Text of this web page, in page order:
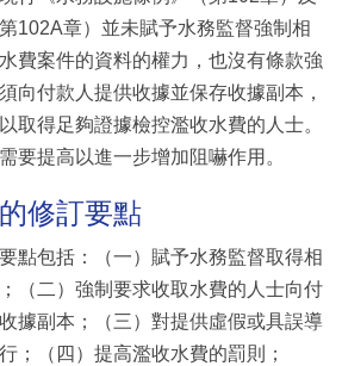
102A章）並未賦予水務監督強制相
費案件的資料的權力，也沒有條款強
向付款人提供收據並保存收據副本，
取得足夠證據檢控濫收水費的人士。
要提高以進一步增加阻嚇作用。
修訂要點
點包括：（一）賦予水務監督取得相
（二）強制要求收取水費的人士向付
據副本；（三）對提供虛假或具誤導
；（四）提高濫收水費的罰則；